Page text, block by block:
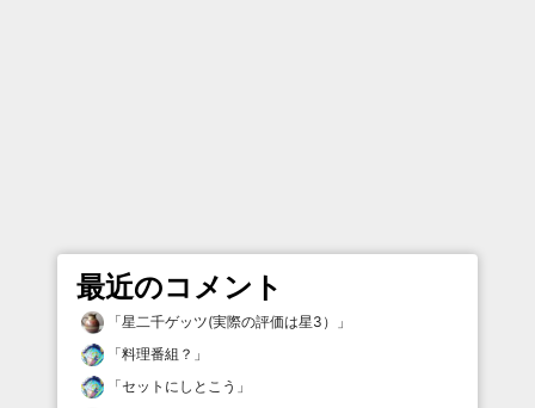
最近のコメント
「星二千ゲッツ(実際の評価は星3）
」
「料理番組？ 」
「セットにしとこう 」